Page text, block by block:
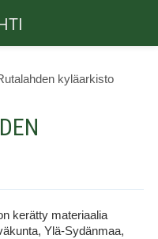
kyläarkisto
kerätty materiaalia
Ylä-Sydänmaa,